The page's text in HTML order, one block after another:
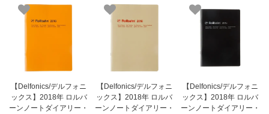
【Delfonics/デルフォニ
ックス】2018年 ロルバ
ーンノートダイアリー・
【Delfonics/デルフォニ
ックス】2018年 ロルバ
ーンノートダイアリー・
【Delfonics/デルフォニ
ックス】2018年 ロルバ
ーンノートダイアリー・